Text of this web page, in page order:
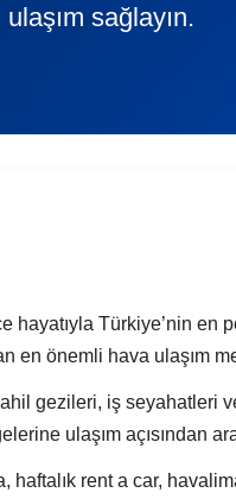
ulaşım sağlayın.
hayatıyla Türkiye’nin
en önemli hava ulaşım
gezileri, iş seyahatleri
ulaşım açısından
rent a car,